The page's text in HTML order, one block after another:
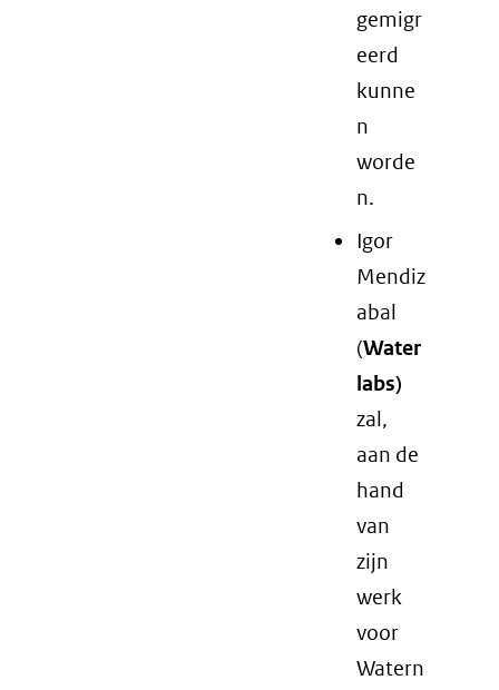
gemigr
eerd
kunne
n
worde
n.
Igor
Mendiz
abal
(Water
labs)
zal,
aan de
hand
van
zijn
werk
voor
Watern